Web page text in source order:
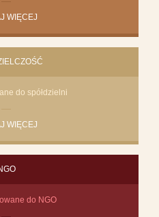
WIĘCEJ
do spółdzielni
WIĘCEJ
do NGO